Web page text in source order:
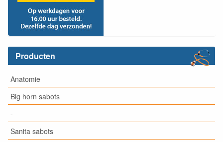
Producten
Anatomie
Big horn sabots
-
Sanita sabots